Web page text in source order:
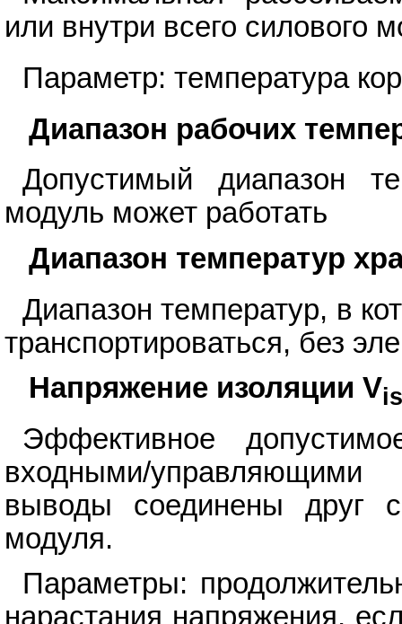
или внутри всего силового
Параметр: температура
Диапазон рабочих
Допустимый диапазон
модуль может работать
Диапазон температур
Диапазон температур, в
транспортироваться, без
Напряжение изоляции V
Эффективное
входными/
выводы соединены друг
модуля.
Параметры:
нарастания напряжения,